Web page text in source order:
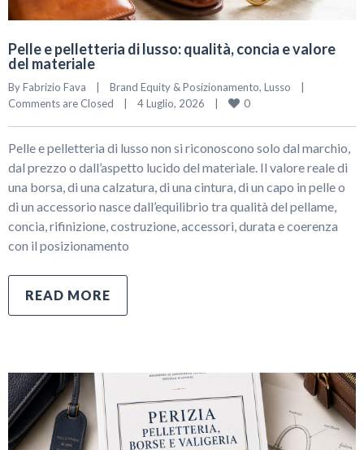
Pelle e pelletteria di lusso: qualità, concia e valore
del materiale
By Fabrizio Fava | Brand Equity & Posizionamento, Lusso
|
Comments are Closed
| 4 Luglio, 2026 | 0
Pelle e pelletteria di lusso non si riconoscono solo dal marchio,
dal prezzo o dall’aspetto lucido del materiale. Il valore reale di
una borsa, di una calzatura, di una cintura, di un capo in pelle o
di un accessorio nasce dall’equilibrio tra qualità del pellame,
concia, rifinizione, costruzione, accessori, durata e coerenza
con il posizionamento
READ MORE